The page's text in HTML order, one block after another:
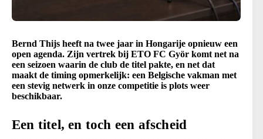
Bernd Thijs heeft na twee jaar in Hongarije opnieuw een
open agenda. Zijn vertrek bij ETO FC Györ komt net na
een seizoen waarin de club de titel pakte, en net dat
maakt de timing opmerkelijk: een Belgische vakman met
een stevig netwerk in onze competitie is plots weer
beschikbaar.
Een titel, en toch een afscheid